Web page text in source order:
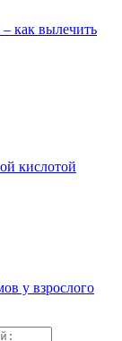
– как вылечить
кислотой
у взрослого